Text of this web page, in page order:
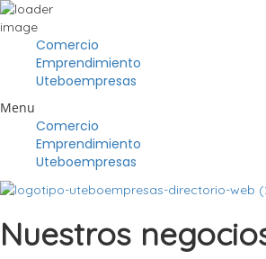
Comercio
Emprendimiento
Uteboempresas
Menu
Comercio
Emprendimiento
Uteboempresas
Nuestros